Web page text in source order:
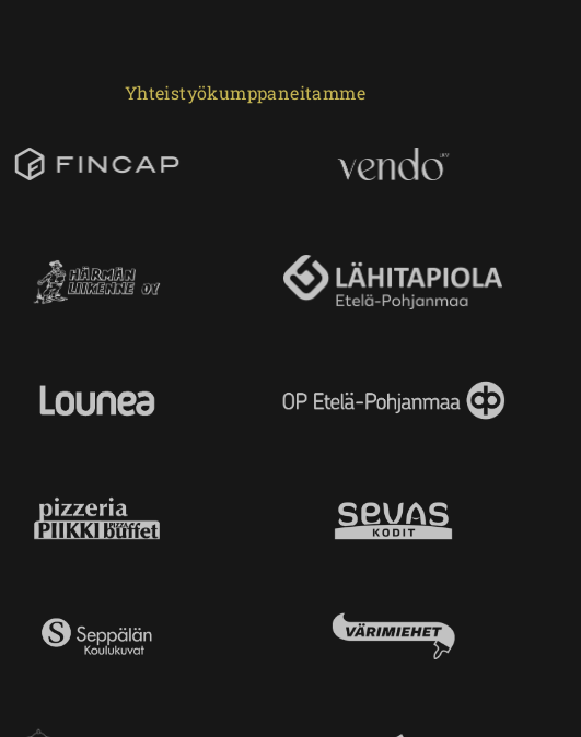
Yhteistyökumppaneitamme